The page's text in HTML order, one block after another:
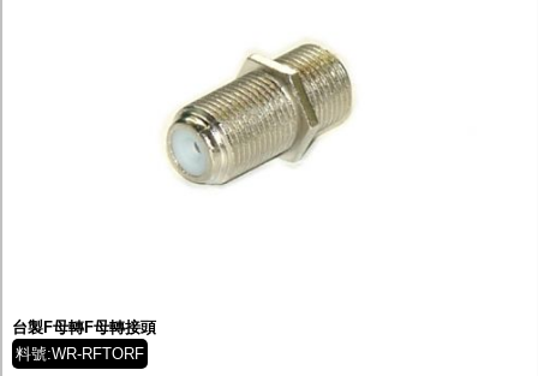
台製F母轉F母轉接頭
料號:WR-RFTORF